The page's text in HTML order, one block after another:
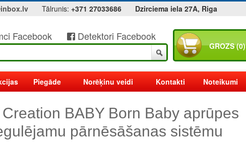
Tālrunis: +371 27033686 Dzirciema iela 27A, Riga
Facebook Detektori Facebook
GROZS (0)
Piegāde Norēķinu veidi Kontakti Noteikumi
BABY Born Baby aprūpes
pārnēsāšanas sistēmu